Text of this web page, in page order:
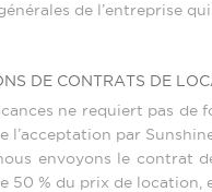
de l’entreprise
DE CONTRATS DE
ne requiert pas
l’acceptation par
envoyons le
50 % du prix de